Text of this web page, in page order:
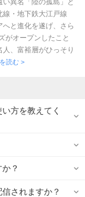
異名「陸の孤島」と
・地下鉄大江戸線
へと進化を遂げ、さら
がオープンしたこと
、富裕層がひっそり
読む >
方を教えてく
？
されますか？